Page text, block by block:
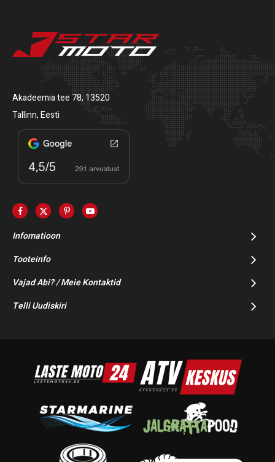
Akadeemia tee 78, 13520
Tallinn, Eesti
Infomatioon
Tooteinfo
Vajad Abi? / Meie Kontaktid
Telli Uudiskiri